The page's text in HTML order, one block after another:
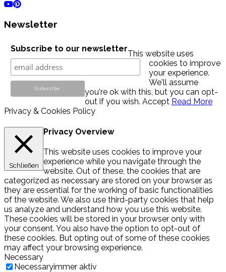
Newsletter
Subscribe to our newsletter
This website uses
cookies to improve
your experience.
We'll assume
you're ok with this, but you can opt-
out if you wish. Accept Read More
Privacy & Cookies Policy
Schließen
Privacy Overview
This website uses cookies to improve your
experience while you navigate through the
website. Out of these, the cookies that are
categorized as necessary are stored on your browser as
they are essential for the working of basic functionalities
of the website. We also use third-party cookies that help
us analyze and understand how you use this website.
These cookies will be stored in your browser only with
your consent. You also have the option to opt-out of
these cookies. But opting out of some of these cookies
may affect your browsing experience.
Necessary
Necessaryimmer aktiv